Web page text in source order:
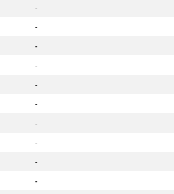
-
-
-
-
-
-
-
-
-
-